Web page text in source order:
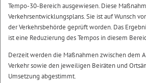
Tempo-30-Bereich ausgewiesen. Diese
Verkehrsentwicklungsplans. Sie ist auf Wunsch
der Verkehrsbehörde geprüft worden. Das
ist eine Reduzierung des Tempos in diesem
Derzeit werden die Maßnahmen zwischen dem
Verkehr sowie den jeweiligen Beiräten und
Umsetzung abgestimmt.